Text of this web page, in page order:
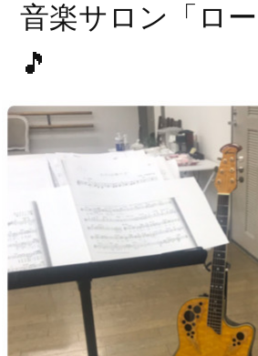
音楽サロン「ロー
🎵